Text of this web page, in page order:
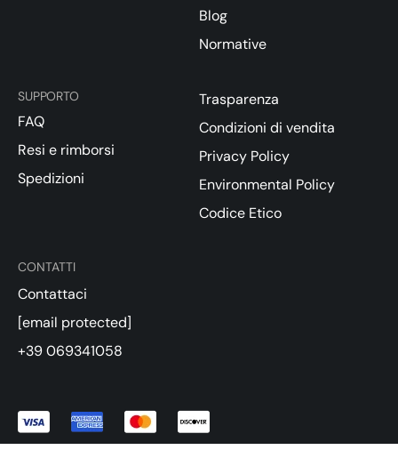
Blog
Normative
CONTATTI
Contattaci
[email protected]
+39 069341058
SUPPORTO
FAQ
Resi e rimborsi
Spedizioni
Trasparenza
Condizioni di vendita
Privacy Policy
Environmental Policy
Codice Etico